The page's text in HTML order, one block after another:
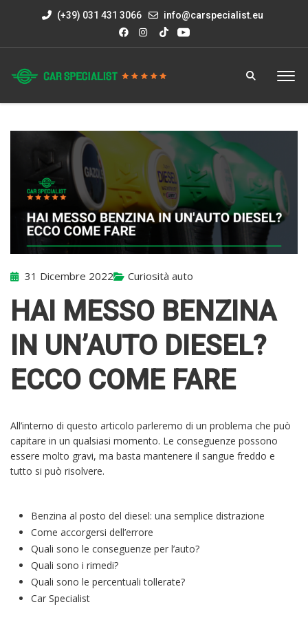
(+39) 031 431 3066 info@carspecialist.eu
31 Dicembre 2022 Curiosità auto
HAI MESSO BENZINA
IN UN’AUTO DIESEL?
ECCO COME FARE
All’interno di questo articolo parleremo di un problema che può
capitare in un qualsiasi momento. Le conseguenze possono
essere molto gravi, ma basta mantenere il sangue freddo e
tutto si può risolvere.
Benzina al posto del diesel: una semplice distrazione
Come accorgersi dell’errore
Quali sono le conseguenze per l’auto?
Quali sono i rimedi?
Quali sono le percentuali tollerate?
Car Specialist